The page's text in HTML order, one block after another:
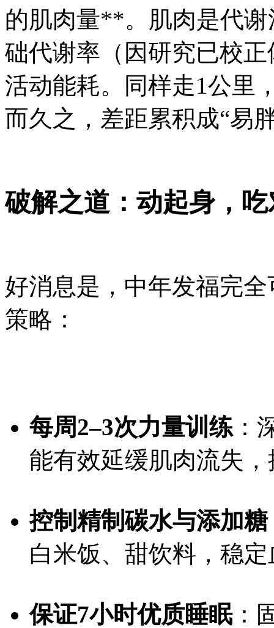
的肌肉量**。肌肉是代
础代谢率（因研究已校
活动能耗。同样走1公里
而久之，差距累积成“易
破解之道：动起身，
好消息是，中年发福完
策略：
每周2–3次力量训练 ：
能有效延缓肌肉流失
控制精制碳水与添加糖
白米饭、甜饮料，稳
保证7小时优质睡眠：